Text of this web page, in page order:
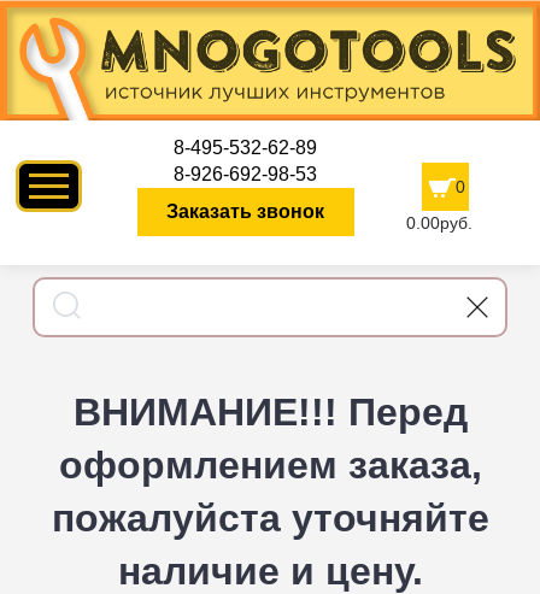
8-495-532-62-89
8-926-692-98-53
Заказать звонок
0
0.00руб.
ВНИМАНИЕ!!! Перед
оформлением заказа,
пожалуйста уточняйте
наличие и цену.